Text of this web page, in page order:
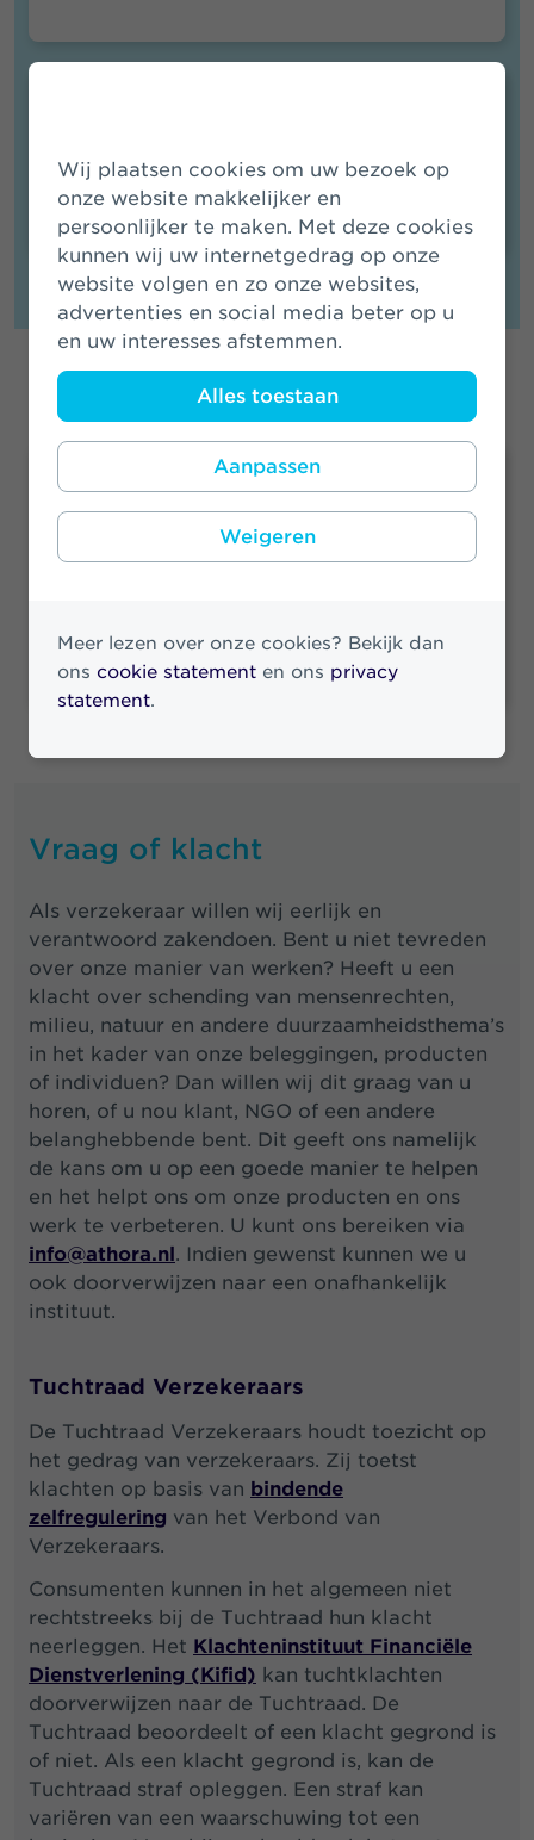
Wij plaatsen cookies om uw bezoek op
onze website makkelijker en
persoonlijker te maken. Met deze cookies
kunnen wij uw internetgedrag op onze
website volgen en zo onze websites,
advertenties en social media beter op u
en uw interesses afstemmen.
Alles toestaan
Aanpassen
Weigeren
Meer lezen over onze cookies? Bekijk dan
ons cookie statement en ons privacy
statement.
Leden van de media kunnen contact
opnemen met onze mediawoordvoerder
Amsterdam
Edge West
Basisweg 10
Bekijk route
Vraag of klacht
Als verzekeraar willen wij eerlijk en
verantwoord zakendoen. Bent u niet tevreden
over onze manier van werken? Heeft u een
klacht over schending van mensenrechten,
milieu, natuur en andere duurzaamheidsthema’s
in het kader van onze beleggingen, producten
of individuen? Dan willen wij dit graag van u
horen, of u nou klant, NGO of een andere
belanghebbende bent. Dit geeft ons namelijk
de kans om u op een goede manier te helpen
en het helpt ons om onze producten en ons
werk te verbeteren. U kunt ons bereiken via
info@athora.nl. Indien gewenst kunnen we u
ook doorverwijzen naar een onafhankelijk
instituut.
Tuchtraad Verzekeraars
De Tuchtraad Verzekeraars houdt toezicht op
het gedrag van verzekeraars. Zij toetst
klachten op basis van bindende
zelfregulering van het Verbond van
Verzekeraars.
Consumenten kunnen in het algemeen niet
rechtstreeks bij de Tuchtraad hun klacht
neerleggen. Het Klachteninstituut Financiële
Dienstverlening (Kifid) kan tuchtklachten
doorverwijzen naar de Tuchtraad. De
Tuchtraad beoordeelt of een klacht gegrond is
of niet. Als een klacht gegrond is, kan de
Tuchtraad straf opleggen. Een straf kan
variëren van een waarschuwing tot een